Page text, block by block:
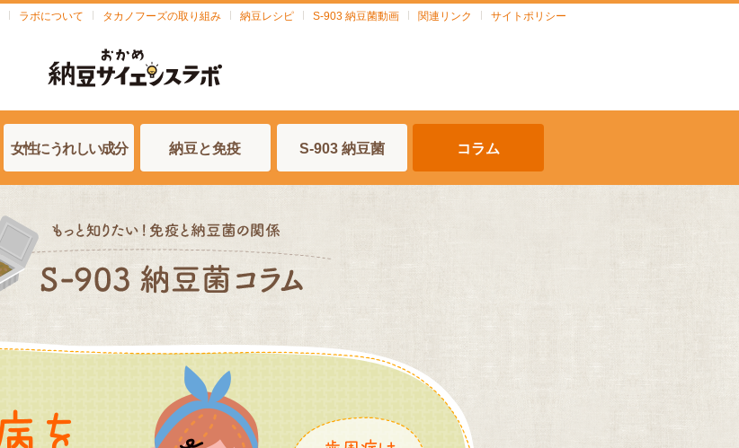
ラボについて タカノフーズの取り組み 納豆レシピ S-903 納豆菌動画 関連リンク サイトポリシー
女性にうれしい成分 納豆と免疫 S-903 納豆菌 コラム